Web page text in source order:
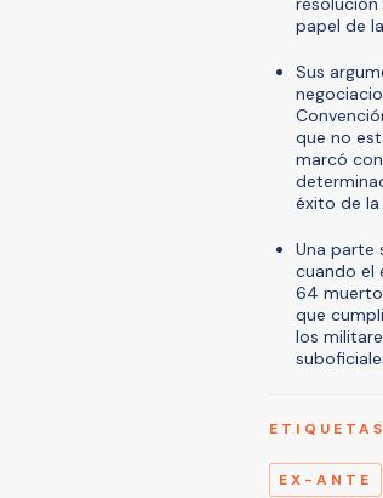
papel de
Sus
que no
marcó
éxito de la
Una parte
cuando el
64
que
los
EX-ANTE